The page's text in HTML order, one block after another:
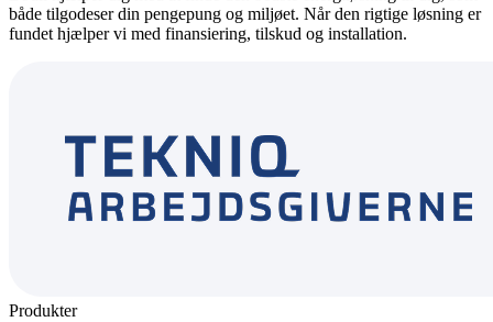
både tilgodeser din pengepung og miljøet. Når den rigtige løsning er
fundet hjælper vi med finansiering, tilskud og installation.
Produkter